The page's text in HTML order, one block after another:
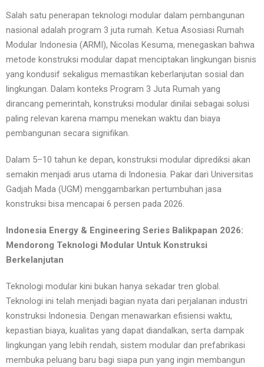
Salah satu penerapan teknologi modular dalam pembangunan
nasional adalah program 3 juta rumah. Ketua Asosiasi Rumah
Modular Indonesia (ARMI), Nicolas Kesuma, menegaskan bahwa
metode konstruksi modular dapat menciptakan lingkungan bisnis
yang kondusif sekaligus memastikan keberlanjutan sosial dan
lingkungan. Dalam konteks Program 3 Juta Rumah yang
dirancang pemerintah, konstruksi modular dinilai sebagai solusi
paling relevan karena mampu menekan waktu dan biaya
pembangunan secara signifikan.
Dalam 5–10 tahun ke depan, konstruksi modular diprediksi akan
semakin menjadi arus utama di Indonesia. Pakar dari Universitas
Gadjah Mada (UGM) menggambarkan pertumbuhan jasa
konstruksi bisa mencapai 6 persen pada 2026.
Indonesia Energy & Engineering Series Balikpapan 2026:
Mendorong Teknologi Modular Untuk Konstruksi
Berkelanjutan
Teknologi modular kini bukan hanya sekadar tren global.
Teknologi ini telah menjadi bagian nyata dari perjalanan industri
konstruksi Indonesia. Dengan menawarkan efisiensi waktu,
kepastian biaya, kualitas yang dapat diandalkan, serta dampak
lingkungan yang lebih rendah, sistem modular dan prefabrikasi
membuka peluang baru bagi siapa pun yang ingin membangun